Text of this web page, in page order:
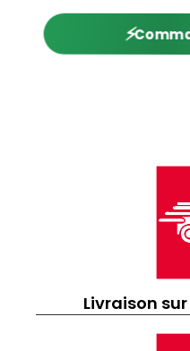
⚡
Livraison